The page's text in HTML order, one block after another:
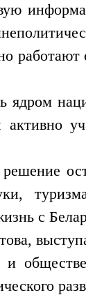
ядром
активно
с
и